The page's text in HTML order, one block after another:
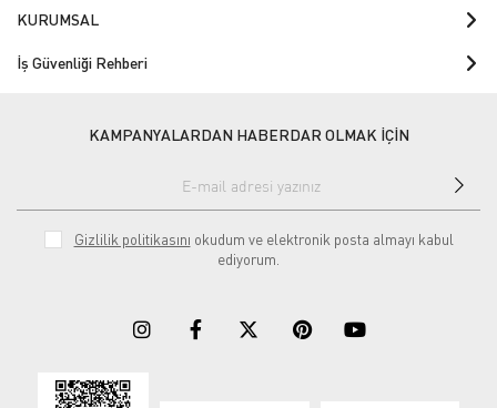
KURUMSAL
İş Güvenliği Rehberi
KAMPANYALARDAN HABERDAR OLMAK İÇİN
Gizlilik politikasını okudum ve elektronik posta almayı kabul
ediyorum.